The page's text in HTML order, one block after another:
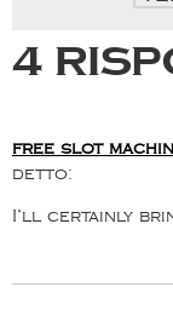
4
free slot
detto:
I’ll certainly